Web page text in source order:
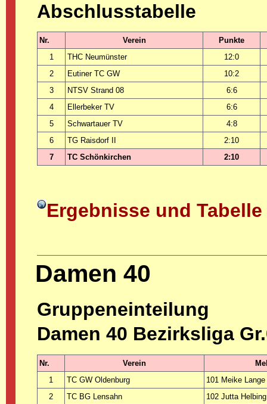
Abschlusstabelle
Nr. Verein
Punkte
1
THC Neumünster
12:0
2
Eutiner TC GW
10:2
3
NTSV Strand 08
6:6
4
Ellerbeker TV
6:6
5
Schwartauer TV
4:8
6
TG Raisdorf II
2:10
7
TC Schönkirchen 2:10
Ergebnisse und Tabelle
Damen 40
Gruppeneinteilung
Damen 40 Bezirksliga
Nr. Verein
1
TC GW Oldenburg
101 Meike Lange
2
TC BG Lensahn
102 Jutta Helbing